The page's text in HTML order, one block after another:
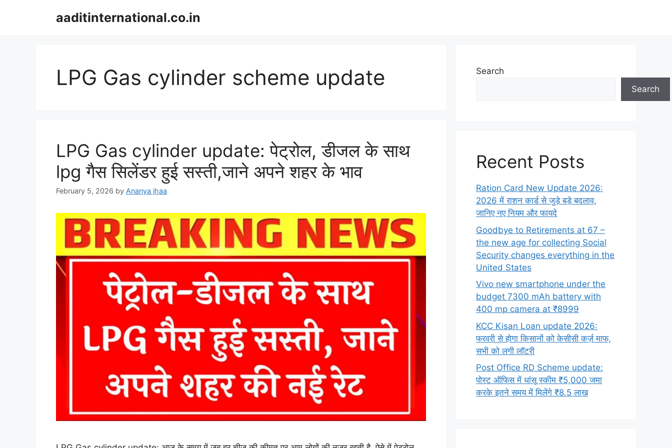
aaditinternational.co.in
LPG Gas cylinder scheme update
LPG Gas cylinder update: पेट्रोल, डीजल के साथ
lpg गैस सिलेंडर हुई सस्ती,जाने अपने शहर के भाव
February 5, 2026 by Ananya jhaa
Search
Search
Recent Posts
Ration Card New Update 2026:
2026 में राशन कार्ड से जुड़े बड़े बदलाव,
जानिए नए नियम और फायदे
Goodbye to Retirements at 67 –
the new age for collecting Social
Security changes everything in the
United States
Vivo new smartphone under the
budget 7300 mAh battery with
400 mp camera at ₹8999
KCC Kisan Loan update 2026:
फरवरी से होगा किसानों को केसीसी कर्ज़ माफ,
सभी को लगी लॉटरी
Post Office RD Scheme update:
पोस्ट ऑफिस में धांसू स्कीम ₹5,000 जमा
करके इतने समय में मिलेंगे ₹8.5 लाख